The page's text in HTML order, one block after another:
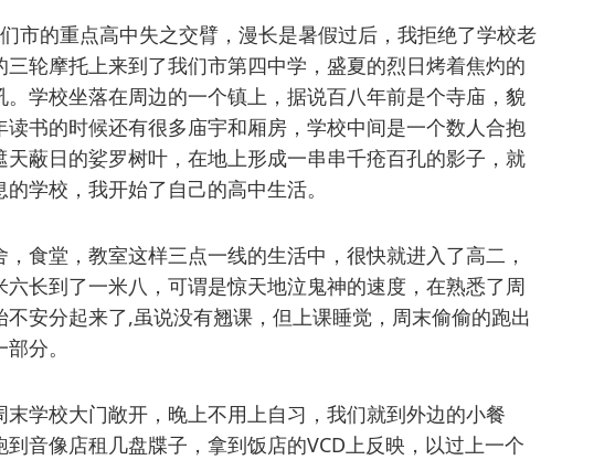
市的重点高中失之交臂，漫长是暑假过后，我拒绝了学校老
轮摩托上来到了我们市第四中学，盛夏的烈日烤着焦灼的
学校坐落在周边的一个镇上，据说百八年前是个寺庙，貌
书的时候还有很多庙宇和厢房，学校中间是一个数人合抱
蔽日的娑罗树叶，在地上形成一串串千疮百孔的影子，就
学校，我开始了自己的高中生活。
食堂，教室这样三点一线的生活中，很快就进入了高二，
长到了一米八，可谓是惊天地泣鬼神的速度，在熟悉了周
安分起来了,虽说没有翘课，但上课睡觉，周末偷偷的跑出
分。
学校大门敞开，晚上不用上自习，我们就到外边的小餐
音像店租几盘牒子，拿到饭店的VCD上反映，以过上一个